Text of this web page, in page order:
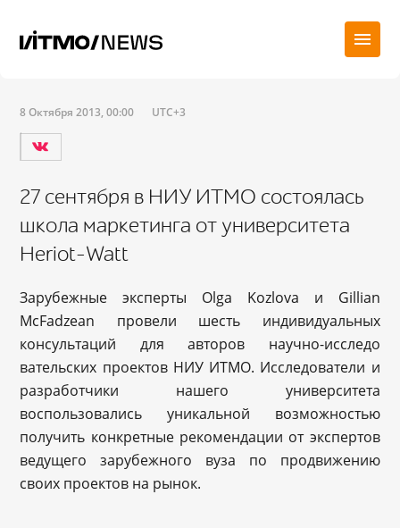
8 Октября 2013, 00:00 UTC+3
27 сентября в НИУ ИТМО состоялась
школа маркетинга от университета
Heriot-Watt
Зарубежные эксперты Olga Kozlova и Gillian
McFadzean провели шесть индивидуальных
консультаций для авторов научно-исследо
вательских проектов НИУ ИТМО. Исследователи и
разработчики нашего университета
воспользовались уникальной возможностью
получить конкретные рекомендации от экспертов
ведущего зарубежного вуза по продвижению
своих проектов на рынок.